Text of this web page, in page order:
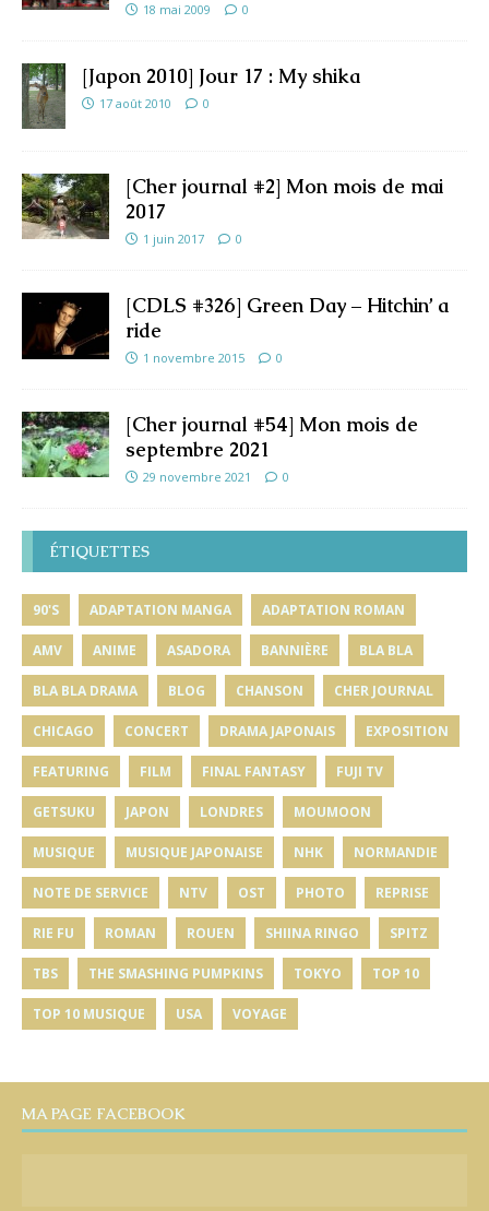
18 mai 2009 0
[Japon 2010] Jour 17 : My shika
17 août 2010 0
[Cher journal #2] Mon mois de mai
2017
1 juin 2017 0
[CDLS #326] Green Day – Hitchin’ a
ride
1 novembre 2015 0
[Cher journal #54] Mon mois de
septembre 2021
29 novembre 2021 0
ÉTIQUETTES
90'S ADAPTATION MANGA ADAPTATION ROMAN
AMV ANIME ASADORA BANNIÈRE BLA BLA
BLA BLA DRAMA BLOG CHANSON CHER JOURNAL
CHICAGO CONCERT DRAMA JAPONAIS EXPOSITION
FEATURING FILM FINAL FANTASY FUJI TV
GETSUKU JAPON LONDRES MOUMOON
MUSIQUE MUSIQUE JAPONAISE NHK NORMANDIE
NOTE DE SERVICE NTV OST PHOTO REPRISE
RIE FU ROMAN ROUEN SHIINA RINGO SPITZ
TBS THE SMASHING PUMPKINS TOKYO TOP 10
TOP 10 MUSIQUE USA VOYAGE
MA PAGE FACEBOOK